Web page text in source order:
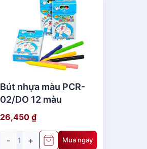
Bút nhựa màu PCR-
02/DO 12 màu
26,450 ₫
- + Mua ngay